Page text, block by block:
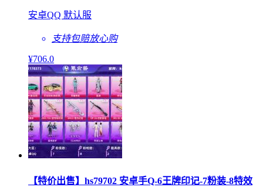
安卓QQ 默认服
支持包赔放心购
¥706.0
【特价出售】hs79702 安卓手Q-6王牌印记-7粉装-8特效